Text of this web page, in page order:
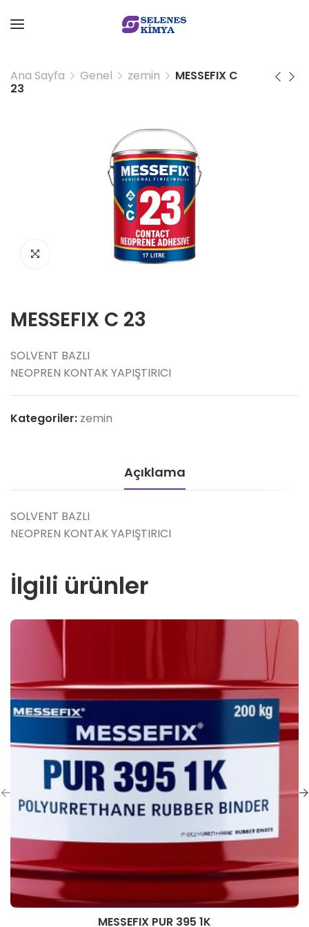
Ana Sayfa Genel zemin
MESSEFIX C
23
MESSEFIX C 23
SOLVENT BAZLI
NEOPREN KONTAK YAPIŞTIRICI
Kategoriler: zemin
Açıklama
SOLVENT BAZLI
NEOPREN KONTAK YAPIŞTIRICI
İlgili ürünler
MESSEFIX PUR 395 1K